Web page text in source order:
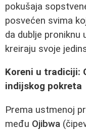
pokušaja
posvećen svima
da dublje proniknu
kreiraju svoje
Koreni u tradiciji:
indijskog pokreta
Prema ustmenoj
među Ojibwa